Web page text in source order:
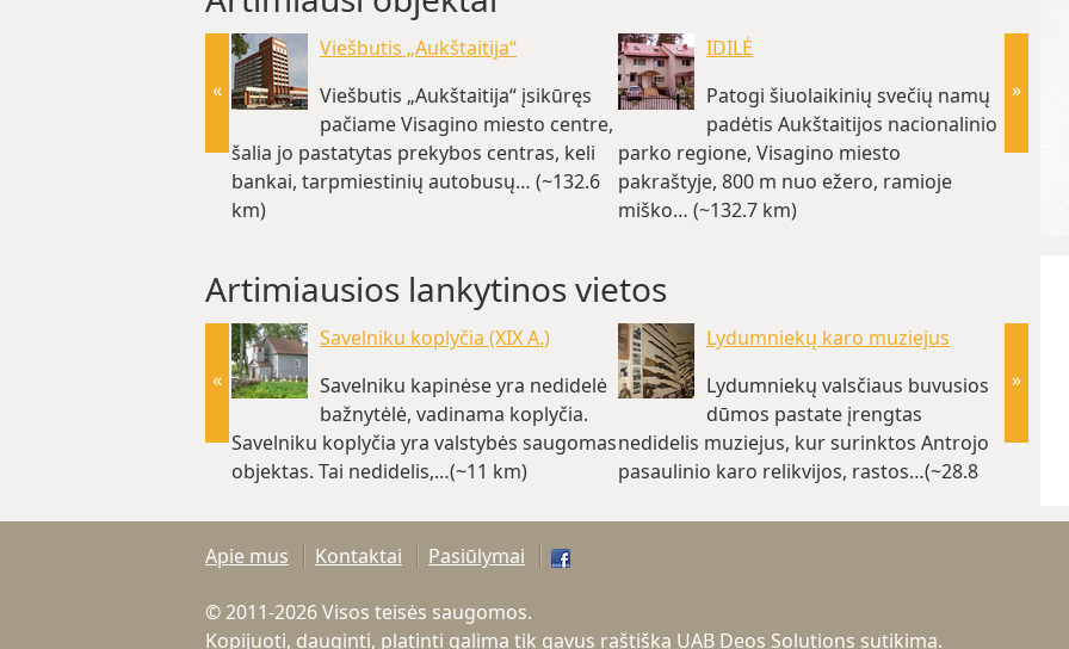
Viešbutis „Aukštaitija“
Viešbutis „Aukštaitija“ įsikūręs
pačiame Visagino miesto centre,
šalia jo pastatytas prekybos centras, keli
bankai, tarpmiestinių autobusų… (~132.6
km)
IDILĖ
Patogi šiuolaikinių svečių namų
padėtis Aukštaitijos nacionalinio
parko regione, Visagino miesto
pakraštyje, 800 m nuo ežero, ramioje
miško… (~132.7 km)
ežero.
»
«
Artimiausios lankytinos vietos
Savelniku koplyčia (XIX A.)
Savelniku kapinėse yra nedidelė
bažnytėlė, vadinama koplyčia.
Savelniku koplyčia yra valstybės saugomas
objektas. Tai nedidelis,…(~11 km)
Lydumniekų karo muziejus
Lydumniekų valsčiaus buvusios
dūmos pastate įrengtas
nedidelis muziejus, kur surinktos Antrojo
pasaulinio karo relikvijos, rastos…(~28.8
»
«
Apie mus Kontaktai Pasiūlymai
© 2011-2026 Visos teisės saugomos.
Kopijuoti, dauginti, platinti galima tik gavus raštišką UAB Deos Solutions sutikimą.